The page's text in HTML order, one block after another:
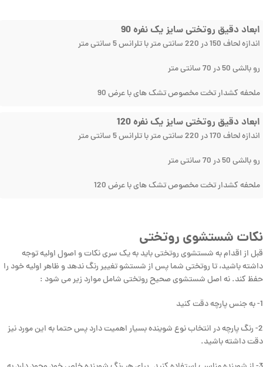
ابعاد دقیق روتختی سایز یک نفره 90
اندازه لحاف 150 در 220 سانتی متر با تلرانس 5 سانتی متر
رو بالشی 50 در 70 سانتی متر
ملحفه کشدار تخت مخصوص تشک های با عرض 90
ابعاد دقیق روتختی سایز یک نفره 120
اندازه لحاف 170 در 220 سانتی متر با تلرانس 5 سانتی متر
رو بالشی 50 در 70 سانتی متر
ملحفه کشدار تخت مخصوص تشک های با عرض 120
نکات شستشوی روتختی
قبل از اقدام به شستشوی روتختی باید به یک سری نکات و اصول اولیه توجه
داشته باشید، تا روتختی شما پس از شستشو تغییر رنگ ندهد و ظاهر اولیه خود را
حفظ کند. نه اصل شستشوی صحیح روتختی شامل موارد زیر می شود :
1- به جنس پارچه دقت کنید
2- رنگ پارچه در انتخاب نوع شوینده بسیار اهمیت دارد پس حتما به این مورد نیز
دقت داشته باشید.